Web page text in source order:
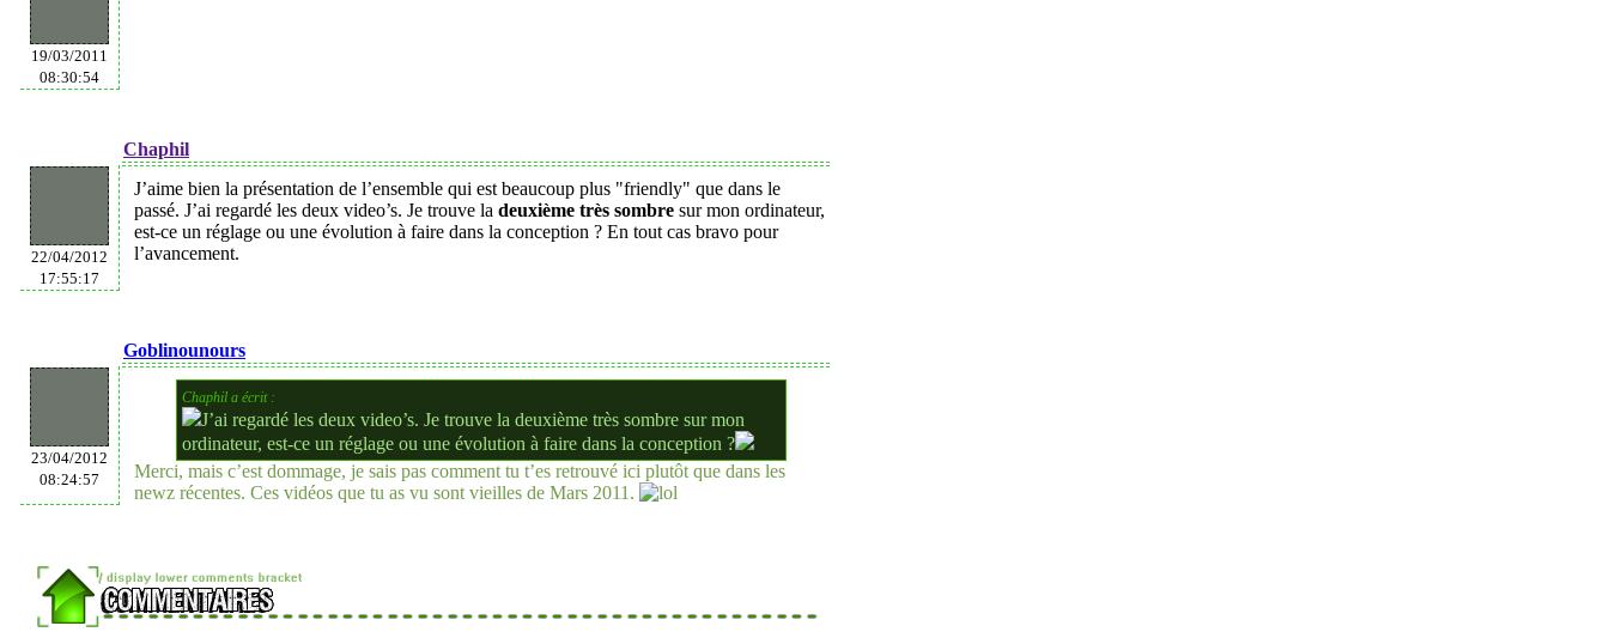
19/03/2011
08:30:54
Chaphil
22/04/2012
17:55:17
J’aime bien la présentation de l’ensemble qui est beaucoup plus "friendly" que dans le
passé. J’ai regardé les deux video’s. Je trouve la deuxième très sombre sur mon ordinateur,
est-ce un réglage ou une évolution à faire dans la conception ? En tout cas bravo pour
l’avancement.
Goblinounours
23/04/2012
08:24:57
Chaphil a écrit :
J’ai regardé les deux video’s. Je trouve la deuxième très sombre sur mon
ordinateur, est-ce un réglage ou une évolution à faire dans la conception ?
Merci, mais c’est dommage, je sais pas comment tu t’es retrouvé ici plutôt que dans les
newz récentes. Ces vidéos que tu as vu sont vieilles de Mars 2011.